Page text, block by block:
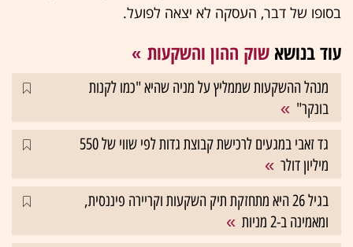
בסופו של דבר, העסקה לא יצאה לפועל.
עוד בנושא שוק ההון והשקעות
מנהל ההשקעות שממליץ על מניה שהיא "כמו לקנות
בונקר"
גד זאבי במגעים לרכישת קבוצת גדות לפי שווי של 550
מיליון דולר
בגיל 26 היא מתחזקת תיק השקעות וקריירה פיננסית,
ומאמינה ב-2 מניות